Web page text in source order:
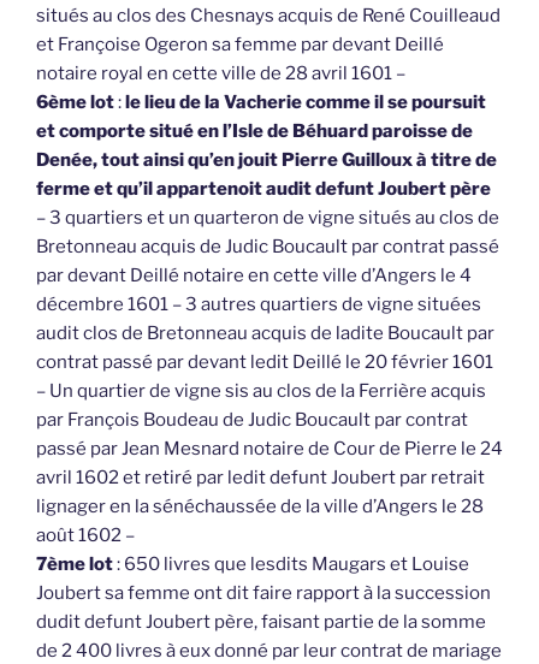
situés au clos des Chesnays acquis de René Couilleaud
et Françoise Ogeron sa femme par devant Deillé
notaire royal en cette ville de 28 avril 1601 –
6ème lot:le lieu de la Vacherie comme il se poursuit
et comporte situé en l’Isle de Béhuard paroisse de
Denée, tout ainsi qu’en jouit Pierre Guilloux à titre de
ferme et qu’il appartenoit audit defunt Joubert père
– 3 quartiers et un quarteron de vigne situés au clos de
Bretonneau acquis de Judic Boucault par contrat passé
par devant Deillé notaire en cette ville d’Angers le 4
décembre 1601 – 3 autres quartiers de vigne situées
audit clos de Bretonneau acquis de ladite Boucault par
contrat passé par devant ledit Deillé le 20 février 1601
– Un quartier de vigne sis au clos de la Ferrière acquis
par François Boudeau de Judic Boucault par contrat
passé par Jean Mesnard notaire de Cour de Pierre le 24
avril 1602 et retiré par ledit defunt Joubert par retrait
lignager en la sénéchaussée de la ville d’Angers le 28
août 1602 –
7ème lot: 650 livres que lesdits Maugars et Louise
Joubert sa femme ont dit faire rapport à la succession
dudit defunt Joubert père, faisant partie de la somme
de 2 400 livres à eux donné par leur contrat de mariage